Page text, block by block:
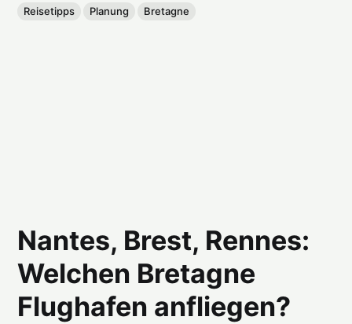
Reisetipps Planung Bretagne
Nantes, Brest, Rennes:
Welchen Bretagne
Flughafen anfliegen?